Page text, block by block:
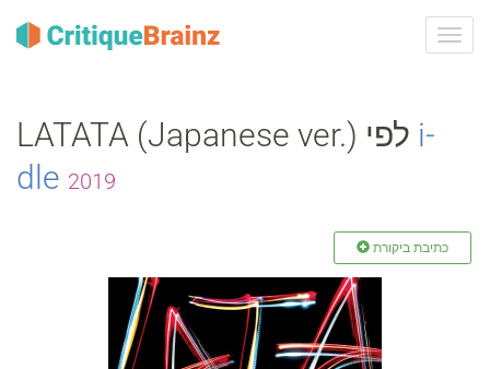
ברר
ניווט
i‐
dle 2019
כתיבת ביקורת